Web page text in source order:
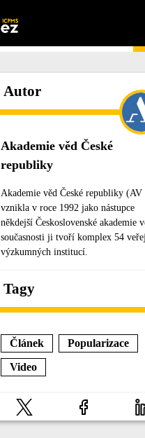
Autor
Akademie věd České
republiky
Akademie věd České republiky (AV
vznikla v roce 1992 jako nástupce
někdejší Československé akademie
současnosti ji tvoří komplex 54
výzkumných institucí.
Tagy
Článek
Popularizace
Video